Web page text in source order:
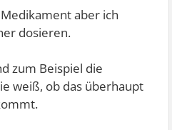
aber ich
dosieren.
zum Beispiel die
weiß, ob das überhaupt